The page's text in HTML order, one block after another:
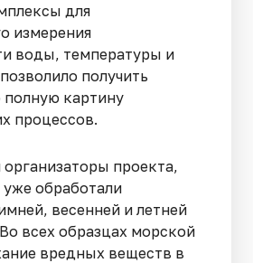
для
измерения
воды, температуры и
получить
картину
процессов.
организаторы проекта,
обработали
весенней и летней
всех образцах морской
вредных веществ в